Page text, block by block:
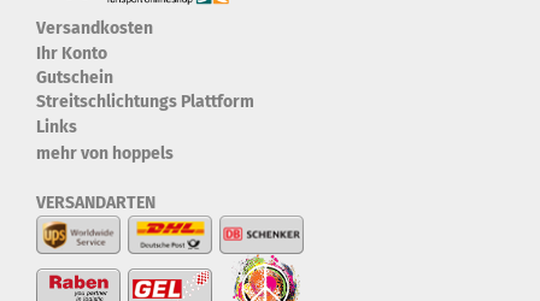
Versandkosten
Ihr Konto
Gutschein
Streitschlichtungs Plattform
Links
mehr von hoppels
VERSANDARTEN